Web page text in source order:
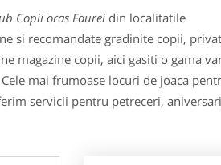
Copii oras Faurei din localitatile
si recomandate gradinite copii,
magazine copii, aici gasiti o gama
mai frumoase locuri de joaca
servicii pentru petreceri,